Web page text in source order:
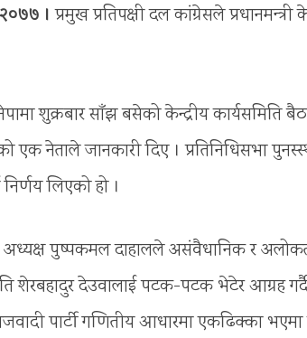
। प्रमुख प्रतिपक्षी दल कांग्रेसले
शुक्रबार साँझ बसेको केन्द्रीय कार्यसमिति
एक नेताले जानकारी दिए । प्रतिनिधिसभा
लिएको हो ।
अध्यक्ष पुष्पकमल दाहालले असंवैधानिक र
शेरबहादुर देउवालाई पटक-पटक भेटेर आग्रह
पार्टी गणितीय आधारमा एकढिक्का